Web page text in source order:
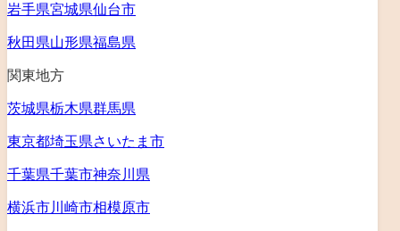
岩手県宮城県仙台市
秋田県山形県福島県
関東地方
茨城県栃木県群馬県
東京都埼玉県さいたま市
千葉県千葉市神奈川県
横浜市川崎市相模原市